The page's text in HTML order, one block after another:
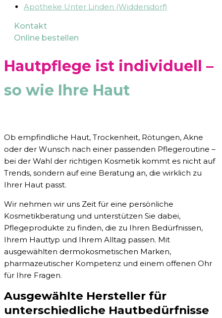
Apotheke Unter Linden (Widdersdorf)
Kontakt
Online bestellen
Hautpflege ist individuell –
so wie Ihre Haut
Ob empfindliche Haut, Trockenheit, Rötungen, Akne
oder der Wunsch nach einer passenden Pflegeroutine –
bei der Wahl der richtigen Kosmetik kommt es nicht auf
Trends, sondern auf eine Beratung an, die wirklich zu
Ihrer Haut passt.
Wir nehmen wir uns Zeit für eine persönliche
Kosmetikberatung und unterstützen Sie dabei,
Pflegeprodukte zu finden, die zu Ihren Bedürfnissen,
Ihrem Hauttyp und Ihrem Alltag passen. Mit
ausgewählten dermokosmetischen Marken,
pharmazeutischer Kompetenz und einem offenen Ohr
für Ihre Fragen.
Ausgewählte Hersteller für
unterschiedliche Hautbedürfnisse